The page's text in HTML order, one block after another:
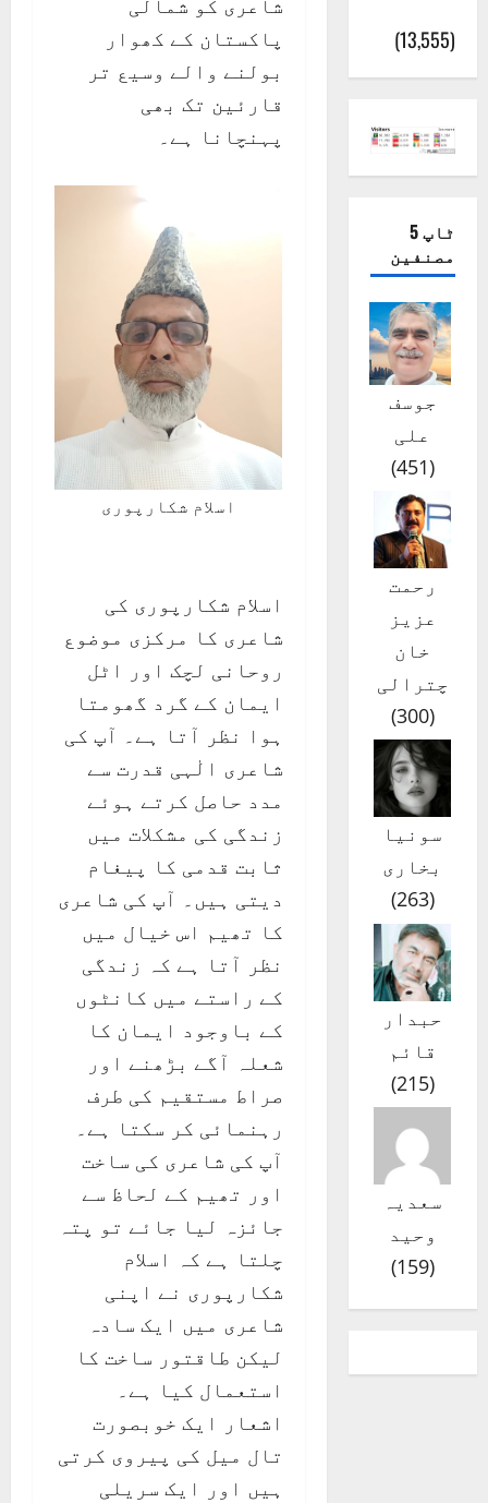
پاکستان کے کھوار
بولنے والے وسیع تر
قارئین تک بھی
پہنچانا ہے۔
اسلام شکارپوری
اسلام شکارپوری کی
شاعری کا مرکزی موضوع
روحانی لچک اور اٹل
ایمان کے گرد گھومتا
ہوا نظر آتا ہے۔ آپ کی
شاعری الٰہی قدرت سے
مدد حاصل کرتے ہوئے
زندگی کی مشکلات میں
ثابت قدمی کا پیغام
دیتی ہیں۔ آپ کی شاعری
کا تھیم اس خیال میں
نظر آتا ہے کہ زندگی
کے راستے میں کانٹوں
کے باوجود ایمان کا
شعلہ آگے بڑھنے اور
صراط مستقیم کی طرف
رہنمائی کر سکتا ہے۔
آپ کی شاعری کی ساخت
اور تھیم کے لحاظ سے
جائزہ لیا جائے تو پتہ
چلتا ہے کہ اسلام
شکارپوری نے اپنی
شاعری میں ایک سادہ
لیکن طاقتور ساخت کا
استعمال کیا ہے۔
اشعار ایک خوبصورت
تال میل کی پیروی کرتی
ہیں اور ایک سریلی
(13,555)
ٹاپ 5
مصنفین
جوسف
علی
(
451
)
رحمت
عزیز
خان
چترالی
(
300
)
سونیا
بخاری
(
263
)
حبدار
قائم
(
215
)
سعدیہ
وحید
(
159
)